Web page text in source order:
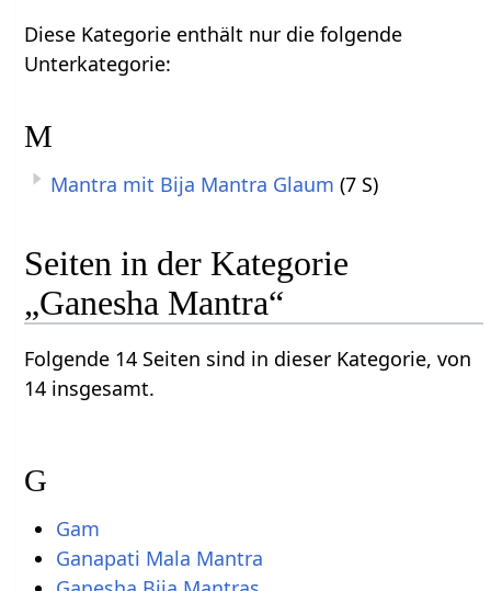
Diese Kategorie enthält nur die folgende
Unterkategorie:
M
Mantra mit Bija Mantra Glaum (7 S)
Seiten in der Kategorie
„Ganesha Mantra“
Folgende 14 Seiten sind in dieser Kategorie, von
14 insgesamt.
G
Gam
Ganapati Mala Mantra